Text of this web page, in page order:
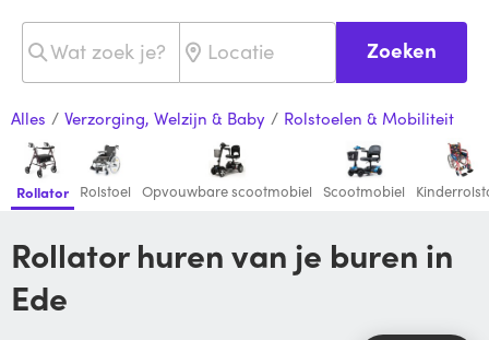
Zoeken
Alles / Verzorging, Welzijn & Baby / Rolstoelen & Mobiliteit
Rollator Rolstoel Opvouwbare scootmobiel Scootmobiel
Rollator huren van je buren in
Ede